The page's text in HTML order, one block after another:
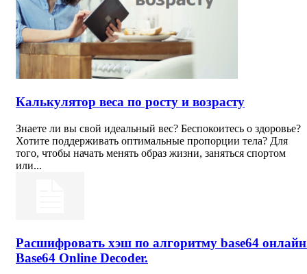
Калькулятор веса по росту и возрасту
Знаете ли вы свой идеальный вес? Беспокоитесь о здоровье?
Хотите поддерживать оптимальные пропорции тела? Для
того, чтобы начать менять образ жизни, заняться спортом
или...
Расшифровать хэш по алгоритму base64
Base64 Online Decoder.